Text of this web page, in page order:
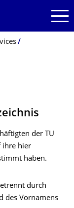
der TU
ihre hier
haben.
durch
des Vornamens